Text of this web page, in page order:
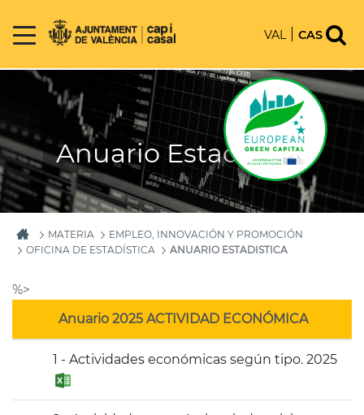
VAL CAS
Anuario Estadistica
MATERIA
EMPLEO, INNOVACIÓN Y PROMOCIÓN
OFICINA DE ESTADÍSTICA
ANUARIO ESTADISTICA
%>
Anuario 2025 ACTIVIDAD ECONÓMICA
1 - Actividades económicas según tipo. 2025